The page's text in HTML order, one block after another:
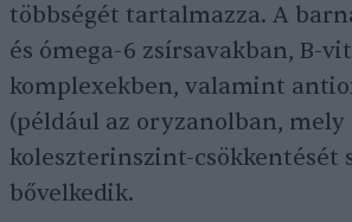
többségét tartalmazza. A
és ómega-6 zsírsavakban, B-
komplexekben, valamint
(például az oryzanolban, mely
koleszterinszint-csökkentését
bővelkedik.